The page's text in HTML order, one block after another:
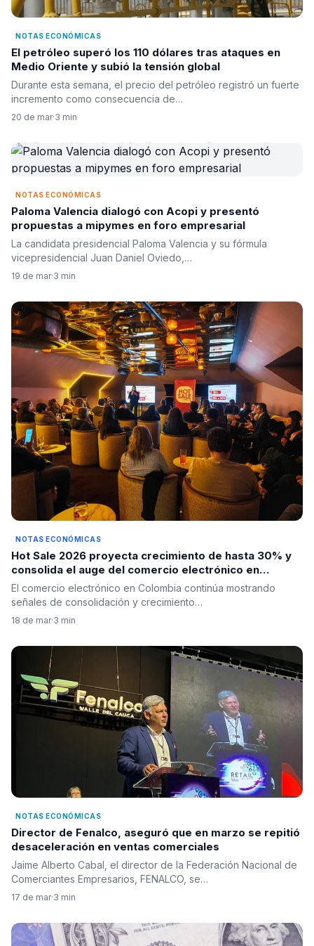
NOTAS ECONÓMICAS
El petróleo superó los 110 dólares tras ataques en
Medio Oriente y subió la tensión global
Durante esta semana, el precio del petróleo registró un fuerte
incremento como consecuencia de…
20 de mar·3 min
NOTAS ECONÓMICAS
Paloma Valencia dialogó con Acopi y presentó
propuestas a mipymes en foro empresarial
La candidata presidencial Paloma Valencia y su fórmula
vicepresidencial Juan Daniel Oviedo,…
19 de mar·3 min
NOTAS ECONÓMICAS
Hot Sale 2026 proyecta crecimiento de hasta 30% y
consolida el auge del comercio electrónico en
Colombia
El comercio electrónico en Colombia continúa mostrando
señales de consolidación y crecimiento…
18 de mar·3 min
NOTAS ECONÓMICAS
Director de Fenalco, aseguró que en marzo se repitió
desaceleración en ventas comerciales
Jaime Alberto Cabal, el director de la Federación Nacional de
Comerciantes Empresarios, FENALCO, se…
17 de mar·3 min